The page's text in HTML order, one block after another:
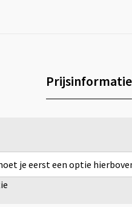
Prijsinformatie
je eerst een optie